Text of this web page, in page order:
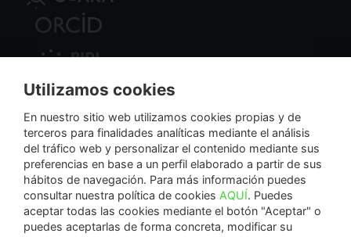
Nodo Regional
NextGenerationEU
La Fundación Séneca-Agencia de Ciencia y Tecnología de la Región de Murcia es una
Utilizamos cookies
En nuestro sitio web utilizamos cookies propias y de
terceros para finalidades analíticas mediante el análisis
del tráfico web y personalizar el contenido mediante sus
preferencias en base a un perfil elaborado a partir de sus
hábitos de navegación. Para más información puedes
consultar nuestra política de cookies AQUÍ. Puedes
aceptar todas las cookies mediante el botón "Aceptar" o
puedes aceptarlas de forma concreta, modificar su